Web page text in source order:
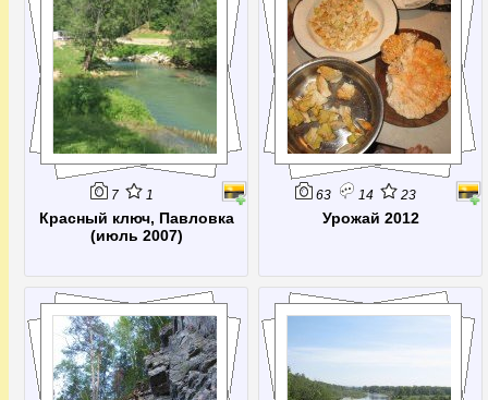
7 1
Красный ключ, Павловка
(июль 2007)
63 14 23
Урожай 2012